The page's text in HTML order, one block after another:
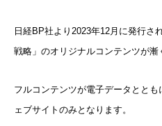
日経BP社より2023年12月に発行さ
戦略」のオリジナルコンテンツが漸
フルコンテンツが電子データとと
ェブサイトのみとなります。